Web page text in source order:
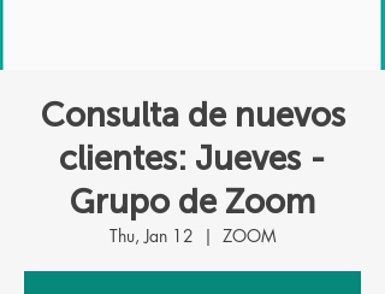
Consulta de nuevos
clientes: Jueves -
Grupo de Zoom
Thu, Jan 12
  |
ZOOM